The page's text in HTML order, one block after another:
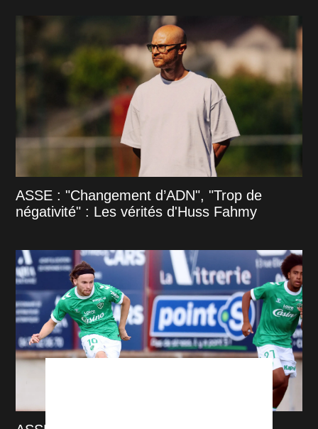
ASSE : "Changement d’ADN", "Trop de
négativité" : Les vérités d'Huss Fahmy